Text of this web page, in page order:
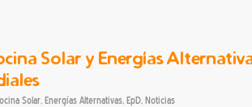
Solar y Energías
Solar Energías Alternativas EpD Noticias